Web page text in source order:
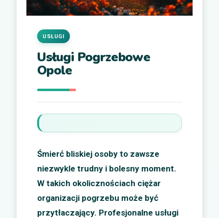
Usługi Pogrzebowe
Opole
USŁUGI
Śmierć bliskiej osoby to zawsze
niezwykle trudny i bolesny moment.
W takich okolicznościach ciężar
organizacji pogrzebu może być
przytłaczający. Profesjonalne usługi